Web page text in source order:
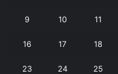
9 10 11
16 17 18
23 24 25